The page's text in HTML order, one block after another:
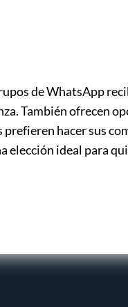
de WhatsApp
También ofrecen
hacer sus
elección ideal para